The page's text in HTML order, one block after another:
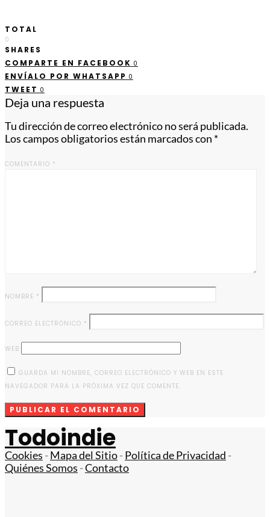
TOTAL
0
SHARES
COMPARTE EN FACEBOOK 0
ENVÍALO POR WHATSAPP 0
TWEET 0
Deja una respuesta
Tu dirección de correo electrónico no será publicada.
Los campos obligatorios están marcados con *
COMENTARIO *
NOMBRE *
CORREO ELECTRÓNICO *
WEB
GUARDA MI NOMBRE, CORREO ELECTRÓNICO Y WEB EN ESTE
NAVEGADOR PARA LA PRÓXIMA VEZ QUE COMENTE.
Todoindie
Cookies -Mapa del Sitio-Política de Privacidad -
Quiénes Somos -Contacto